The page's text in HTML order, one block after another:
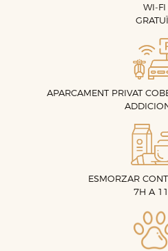
WI-FI
APARCAMENT PRIVAT
ESMORZAR
7H A